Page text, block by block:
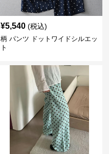
¥5,540 (税込)
柄 パンツ ドットワイドシルエッ
ト